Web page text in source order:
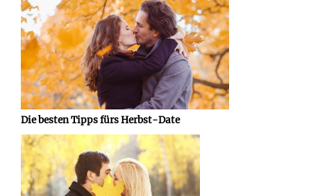
Die besten Tipps fürs Herbst-Date